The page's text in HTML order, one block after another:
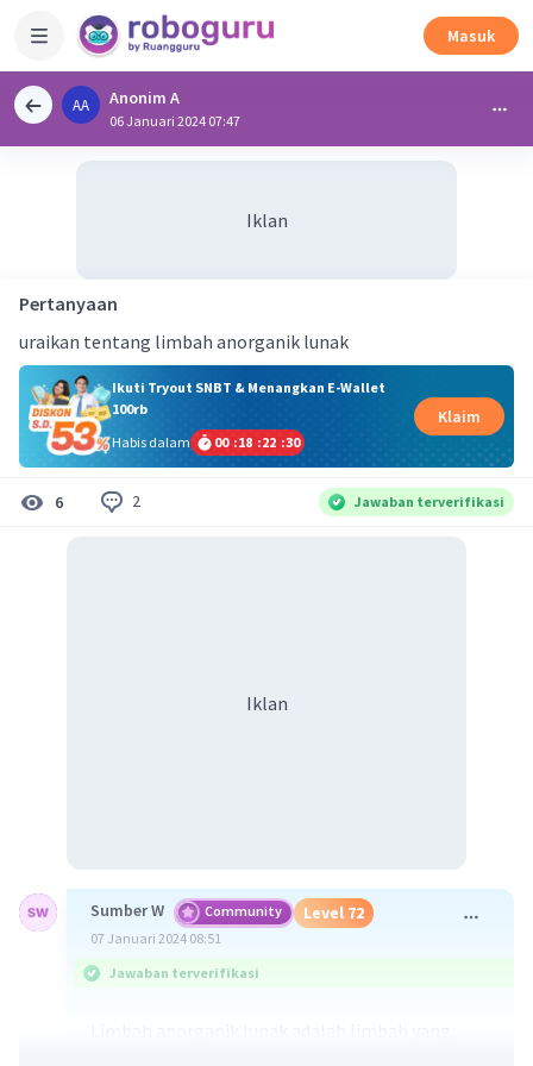
Masuk
AA Anonim A
06 Januari 2024 07:47
Iklan
Pertanyaan
uraikan tentang limbah anorganik lunak
Ikuti Tryout SNBT & Menangkan E-Wallet
100rb
Habis dalam
00 :18 :22 :30
Klaim
6 2 Jawaban terverifikasi
Iklan
Sumber W Community Level 72
07 Januari 2024 08:51
Jawaban terverifikasi